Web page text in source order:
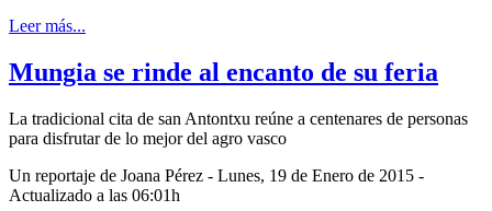
Leer más...
Mungia se rinde al encanto de su feria
La tradicional cita de san Antontxu reúne a centenares de personas
para disfrutar de lo mejor del agro vasco
Un reportaje de Joana Pérez - Lunes, 19 de Enero de 2015 -
Actualizado a las 06:01h